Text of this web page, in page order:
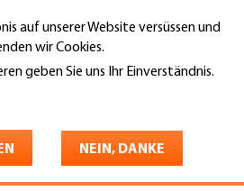
auf unserer Website versüssen und
wir Cookies.
geben Sie uns Ihr Einverständnis.
NEIN, DANKE
Spenglerei und